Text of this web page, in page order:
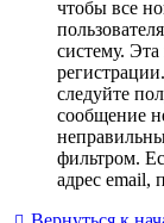
чтобы все
систему.
следуйте
сообщение
фильтром.
адрес email,